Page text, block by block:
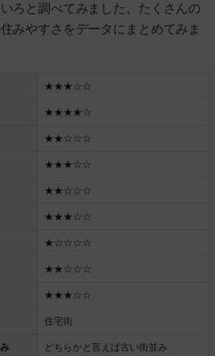
ろと調べてみました。たくさんの
みやすさをデータにまとめてみま
★★★☆☆
★★★★☆
★★☆☆☆
★★★☆☆
★★☆☆☆
★★★☆☆
★☆☆☆☆
★★☆☆☆
★★★☆☆
住宅街
どちらかと言えば古い街並み